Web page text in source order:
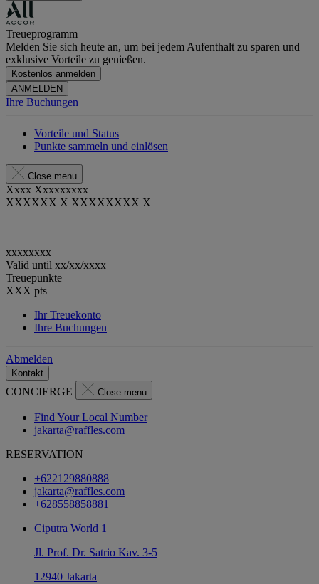
Treueprogramm
Melden Sie sich heute an, um bei jedem Aufenthalt zu sparen und
exklusive Vorteile zu genießen.
Kostenlos anmelden
ANMELDEN
Ihre Buchungen
Vorteile und Status
Punkte sammeln und einlösen
Close menu
Xxxx Xxxxxxxxx
XXXXXX X XXXXXXXX X
xxxxxxxx
Valid until xx/xx/xxxx
Treuepunkte
XXX pts
Ihr Treuekonto
Ihre Buchungen
Abmelden
Kontakt
CONCIERGE Close menu
Find Your Local Number
jakarta@raffles.com
RESERVATION
+622129880888
jakarta@raffles.com
+628558858881
Ciputra World 1
Jl. Prof. Dr. Satrio Kav. 3-5
12940 Jakarta